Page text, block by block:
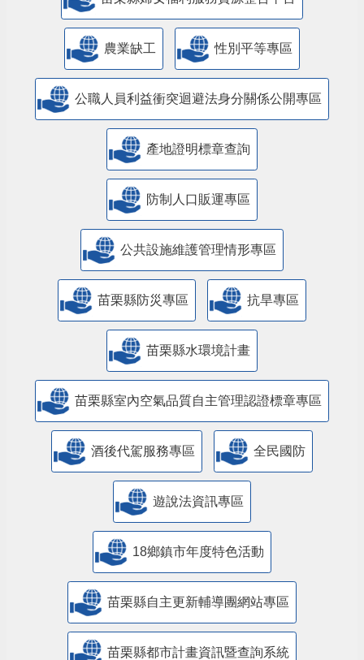
農業缺工 性別平等專區
公職人員利益衝突迴避法身分關係公開專區
產地證明標章查詢
防制人口販運專區
​公共設施維護管理情形專區
苗栗縣防災專區 抗旱專區
苗栗縣水環境計畫
苗栗縣室內空氣品質自主管理認證標章專區
酒後代駕服務專區 全民國防
遊說法資訊專區
18鄉鎮市年度特色活動
苗栗縣自主更新輔導團網站專區
苗栗縣都市計畫資訊暨查詢系統